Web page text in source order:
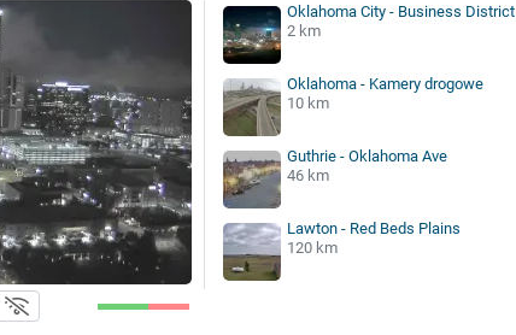
Oklahoma City - Business District
2 km
Oklahoma - Kamery drogowe
10 km
Guthrie - Oklahoma Ave
46 km
Lawton - Red Beds Plains
120 km